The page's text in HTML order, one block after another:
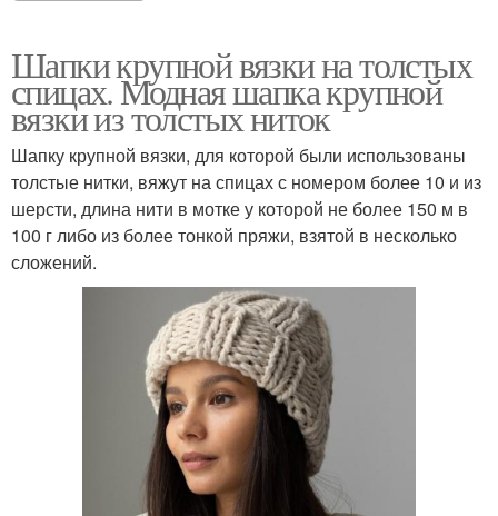
Шапки крупной вязки на толстых
спицах. Модная шапка крупной
вязки из толстых ниток
Шапку крупной вязки, для которой были использованы
толстые нитки, вяжут на спицах с номером более 10 и из
шерсти, длина нити в мотке у которой не более 150 м в
100 г либо из более тонкой пряжи, взятой в несколько
сложений.